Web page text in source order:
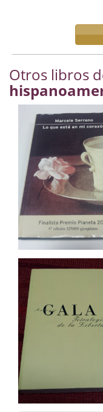
Divulgación científica
Economía
Ensayo
Ensayo literario
Filosofía
Física y Química
Física y química
Guerra Civil Española
Historia
historia
Infantil y juvenil
Infantil y juvenil. Nuevo!!
Infantil y juvenil. Nuevo!!!
Otros libros